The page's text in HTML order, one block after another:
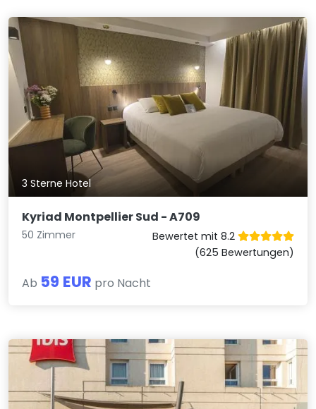
3 Sterne Hotel
Kyriad Montpellier Sud - A709
50 Zimmer
Bewertet mit 8.2
(625 Bewertungen)
Ab 59 EUR pro Nacht